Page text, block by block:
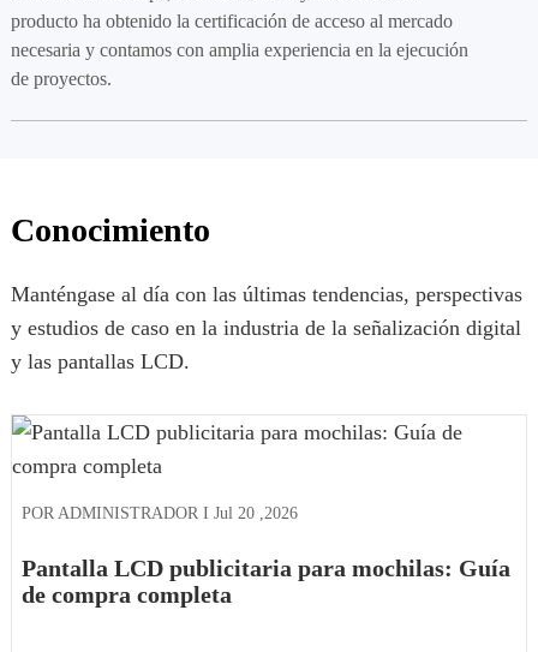
producto ha obtenido la certificación de acceso al mercado
necesaria y contamos con amplia experiencia en la ejecución
de proyectos.
Conocimiento
Manténgase al día con las últimas tendencias, perspectivas
y estudios de caso en la industria de la señalización digital
y las pantallas LCD.
POR ADMINISTRADOR I Jul 20, 2026
Pantalla LCD publicitaria para mochilas: Guía
de compra completa